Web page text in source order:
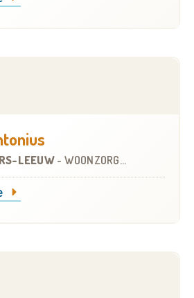
LEEUW - WOONZORGCENTRUM (WZC)